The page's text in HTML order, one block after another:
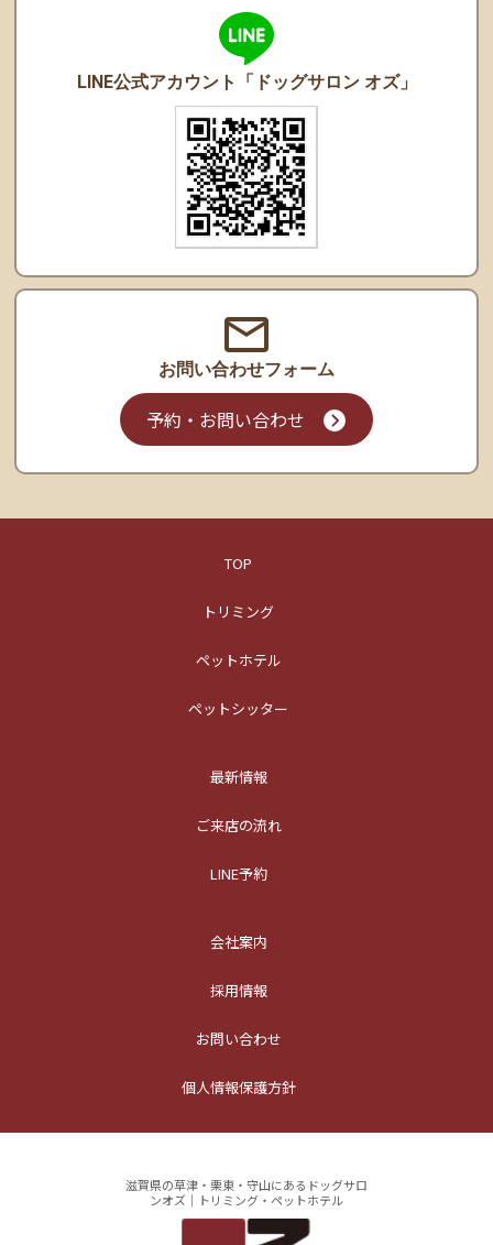
LINE公式アカウント 「ドッグサロン オズ」
お問い合わせフォーム
予約・お問い合わせ
TOP
トリミング
ペットホテル
ペットシッター
最新情報
ご来店の流れ
LINE予約
会社案内
採用情報
お問い合わせ
個人情報保護方針
滋賀県の草津・栗東・守山にあるドッグサロ
ンオズ｜トリミング・ペットホテル